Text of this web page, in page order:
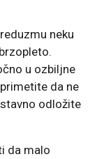
neku
u ozbiljne
da ne
odložite
da malo